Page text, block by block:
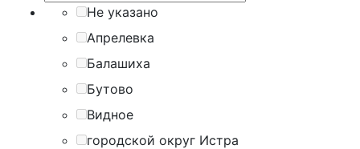
Не указано
Апрелевка
Балашиха
Бутово
Видное
городской округ Истра